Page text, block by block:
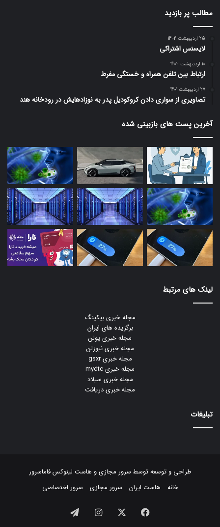
مطالب پر بازدید
25 اردیبهشت 1402
لایسنس اشتراکی
10 اردیبهشت 1402
ارتباط بین تلفن همراه و خستگی مفرط
27 اردیبهشت 1401
تصاویری از سواری دادن کروکودیل پدر به نوزادهایش در رودخانه هند
آخرین پست های بازبینی شده
لینک های مرتبط
مجله خبری بیکینگ
برگزیده های ایران
مجله خبری یولن
مجله خبری نیوزلن
مجله خبری gsxr
مجله خبری mydtc
مجله خبری سیلاد
مجله خبری دریافت
تبلیغات
طراحی و توسعه توسط سرور مجازیو هاست لینوکسفاماسرور
خانه
هاست ایران سرور مجازی سرور اختصاصی
فیسبوک ایکس اینستاگرام